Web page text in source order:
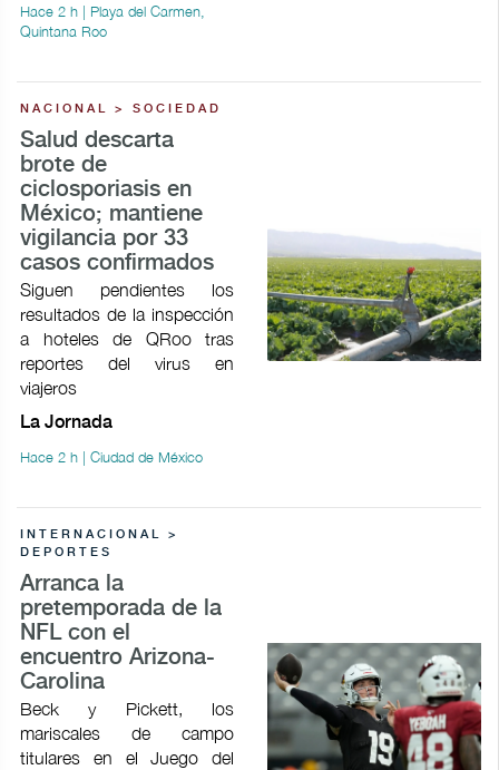
Hace 2 h | Playa del Carmen,
Quintana Roo
NACIONAL > SOCIEDAD
Salud descarta
brote de
ciclosporiasis en
México; mantiene
vigilancia por 33
casos confirmados
Siguen pendientes los
resultados de la inspección
a hoteles de QRoo tras
reportes del virus en
viajeros
La Jornada
Hace 2 h | Ciudad de México
INTERNACIONAL >
DEPORTES
Arranca la
pretemporada de la
NFL con el
encuentro Arizona-
Carolina
Beck y Pickett, los
mariscales de campo
titulares en el Juego del